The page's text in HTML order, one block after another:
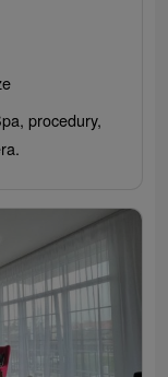
procedury,